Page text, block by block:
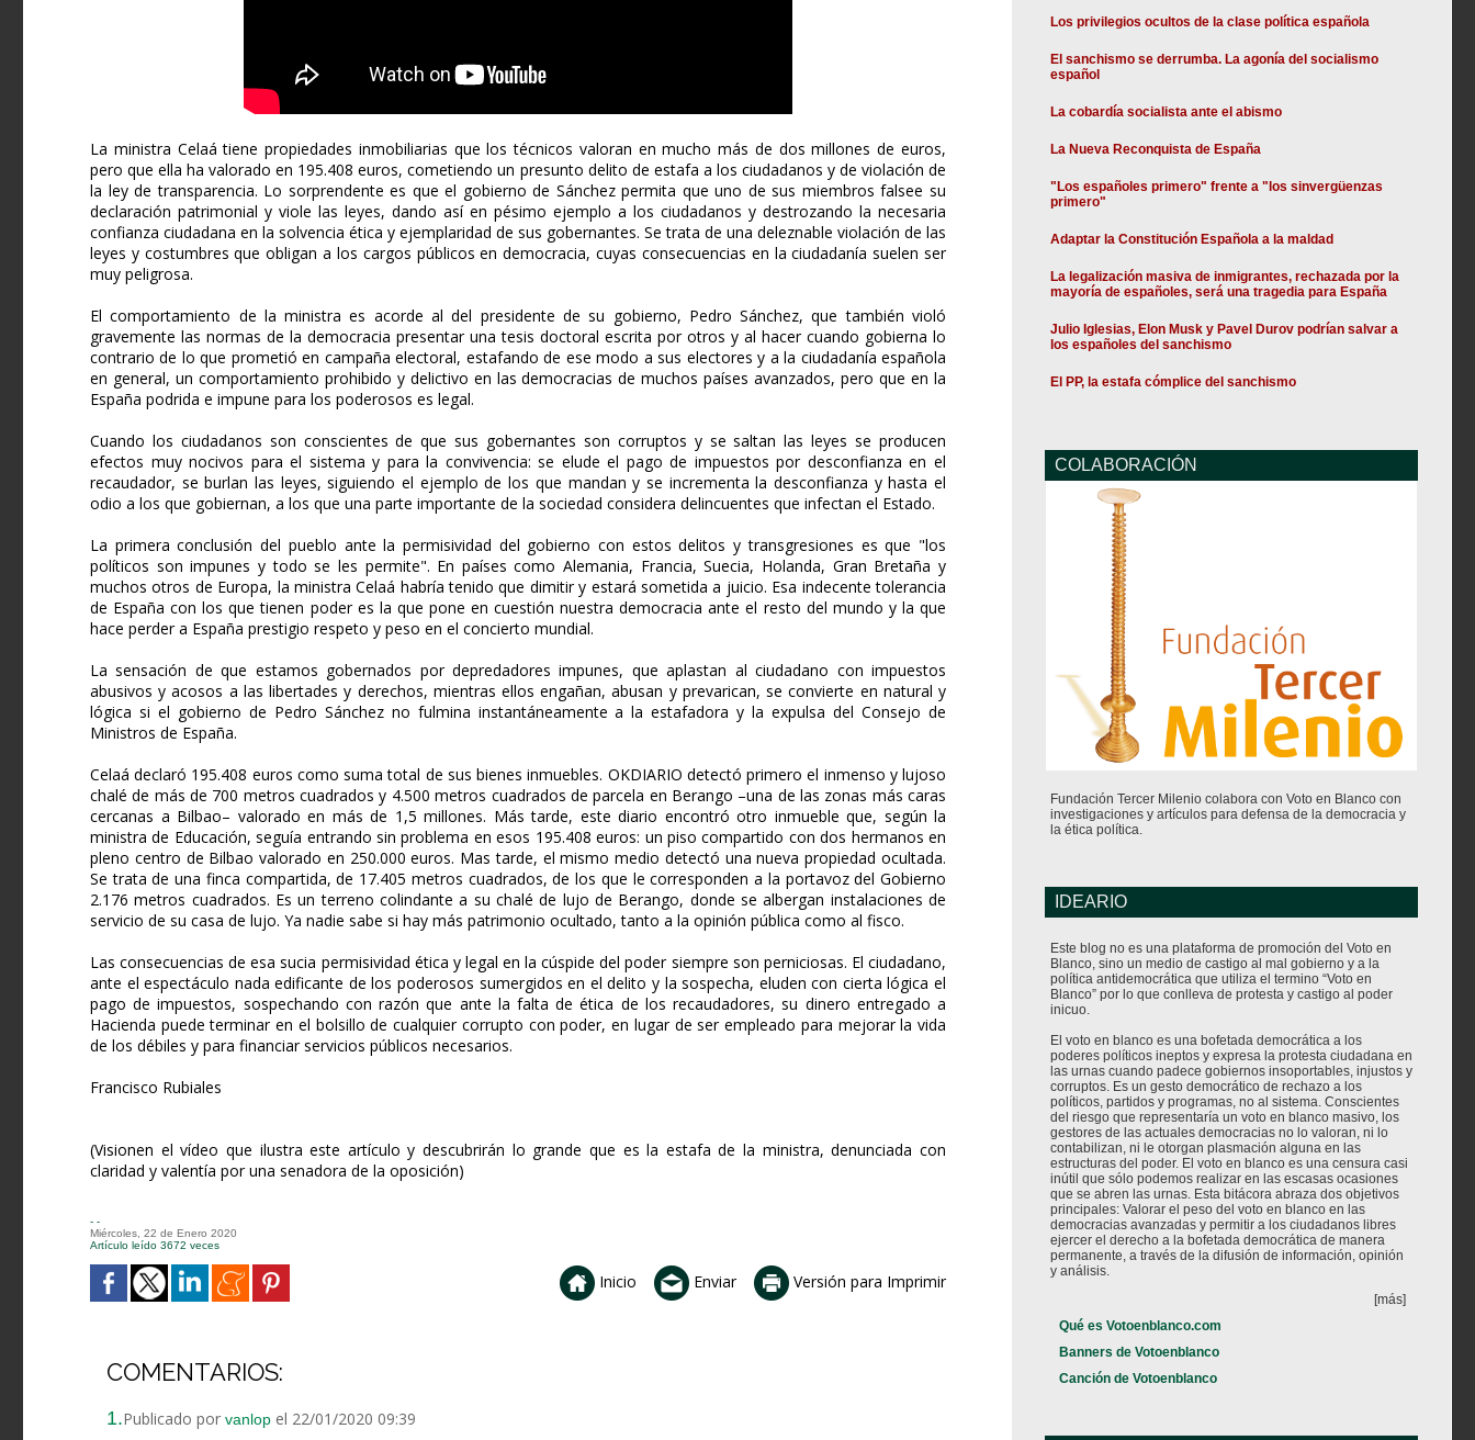
La ministra Celaá tiene propiedades inmobiliarias que los técnicos valoran en mucho más de dos millones de euros,
pero que ella ha valorado en 195.408 euros, cometiendo un presunto delito de estafa a los ciudadanos y de violación de
la ley de transparencia. Lo sorprendente es que el gobierno de Sánchez permita que uno de sus miembros falsee su
declaración patrimonial y viole las leyes, dando así en pésimo ejemplo a los ciudadanos y destrozando la necesaria
confianza ciudadana en la solvencia ética y ejemplaridad de sus gobernantes. Se trata de una deleznable violación de las
leyes y costumbres que obligan a los cargos públicos en democracia, cuyas consecuencias en la ciudadanía suelen ser
muy peligrosa.
El comportamiento de la ministra es acorde al del presidente de su gobierno, Pedro Sánchez, que también violó
gravemente las normas de la democracia presentar una tesis doctoral escrita por otros y al hacer cuando gobierna lo
contrario de lo que prometió en campaña electoral, estafando de ese modo a sus electores y a la ciudadanía española
en general, un comportamiento prohibido y delictivo en las democracias de muchos países avanzados, pero que en la
España podrida e impune para los poderosos es legal.
Cuando los ciudadanos son conscientes de que sus gobernantes son corruptos y se saltan las leyes se producen
efectos muy nocivos para el sistema y para la convivencia: se elude el pago de impuestos por desconfianza en el
recaudador, se burlan las leyes, siguiendo el ejemplo de los que mandan y se incrementa la desconfianza y hasta el
odio a los que gobiernan, a los que una parte importante de la sociedad considera delincuentes que infectan el Estado.
La primera conclusión del pueblo ante la permisividad del gobierno con estos delitos y transgresiones es que "los
políticos son impunes y todo se les permite". En países como Alemania, Francia, Suecia, Holanda, Gran Bretaña y
muchos otros de Europa, la ministra Celaá habría tenido que dimitir y estará sometida a juicio. Esa indecente tolerancia
de España con los que tienen poder es la que pone en cuestión nuestra democracia ante el resto del mundo y la que
hace perder a España prestigio respeto y peso en el concierto mundial.
La sensación de que estamos gobernados por depredadores impunes, que aplastan al ciudadano con impuestos
abusivos y acosos a las libertades y derechos, mientras ellos engañan, abusan y prevarican, se convierte en natural y
lógica si el gobierno de Pedro Sánchez no fulmina instantáneamente a la estafadora y la expulsa del Consejo de
Ministros de España.
Celaá declaró 195.408 euros como suma total de sus bienes inmuebles. OKDIARIO detectó primero el inmenso y lujoso
chalé de más de 700 metros cuadrados y 4.500 metros cuadrados de parcela en Berango –una de las zonas más caras
cercanas a Bilbao– valorado en más de 1,5 millones. Más tarde, este diario encontró otro inmueble que, según la
ministra de Educación, seguía entrando sin problema en esos 195.408 euros: un piso compartido con dos hermanos en
pleno centro de Bilbao valorado en 250.000 euros. Mas tarde, el mismo medio detectó una nueva propiedad ocultada.
Se trata de una finca compartida, de 17.405 metros cuadrados, de los que le corresponden a la portavoz del Gobierno
2.176 metros cuadrados. Es un terreno colindante a su chalé de lujo de Berango, donde se albergan instalaciones de
servicio de su casa de lujo. Ya nadie sabe si hay más patrimonio ocultado, tanto a la opinión pública como al fisco.
Las consecuencias de esa sucia permisividad ética y legal en la cúspide del poder siempre son perniciosas. El ciudadano,
ante el espectáculo nada edificante de los poderosos sumergidos en el delito y la sospecha, eluden con cierta lógica el
pago de impuestos, sospechando con razón que ante la falta de ética de los recaudadores, su dinero entregado a
Hacienda puede terminar en el bolsillo de cualquier corrupto con poder, en lugar de ser empleado para mejorar la vida
de los débiles y para financiar servicios públicos necesarios.
Francisco Rubiales
(Visionen el vídeo que ilustra este artículo y descubrirán lo grande que es la estafa de la ministra, denunciada con
claridad y valentía por una senadora de la oposición)
- -
Miércoles, 22 de Enero 2020
Artículo leído 3672 veces
Inicio Enviar Versión para Imprimir
COMENTARIOS:
1.Publicado por vanlop el 22/01/2020 09:39
Los privilegios ocultos de la clase política española
El sanchismo se derrumba. La agonía del socialismo
español
La cobardía socialista ante el abismo
La Nueva Reconquista de España
"Los españoles primero" frente a "los sinvergüenzas
primero"
Adaptar la Constitución Española a la maldad
La legalización masiva de inmigrantes, rechazada por la
mayoría de españoles, será una tragedia para España
Julio Iglesias, Elon Musk y Pavel Durov podrían salvar a
los españoles del sanchismo
El PP, la estafa cómplice del sanchismo
COLABORACIÓN
Fundación Tercer Milenio colabora con Voto en Blanco con
investigaciones y artículos para defensa de la democracia y
la ética política.
IDEARIO
Este blog no es una plataforma de promoción del Voto en
Blanco, sino un medio de castigo al mal gobierno y a la
política antidemocrática que utiliza el termino “Voto en
Blanco” por lo que conlleva de protesta y castigo al poder
inicuo.
El voto en blanco es una bofetada democrática a los
poderes políticos ineptos y expresa la protesta ciudadana en
las urnas cuando padece gobiernos insoportables, injustos y
corruptos. Es un gesto democrático de rechazo a los
políticos, partidos y programas, no al sistema. Conscientes
del riesgo que representaría un voto en blanco masivo, los
gestores de las actuales democracias no lo valoran, ni lo
contabilizan, ni le otorgan plasmación alguna en las
estructuras del poder. El voto en blanco es una censura casi
inútil que sólo podemos realizar en las escasas ocasiones
que se abren las urnas. Esta bitácora abraza dos objetivos
principales: Valorar el peso del voto en blanco en las
democracias avanzadas y permitir a los ciudadanos libres
ejercer el derecho a la bofetada democrática de manera
permanente, a través de la difusión de información, opinión
y análisis.
[más]
Qué es Votoenblanco.com
Banners de Votoenblanco
Canción de Votoenblanco